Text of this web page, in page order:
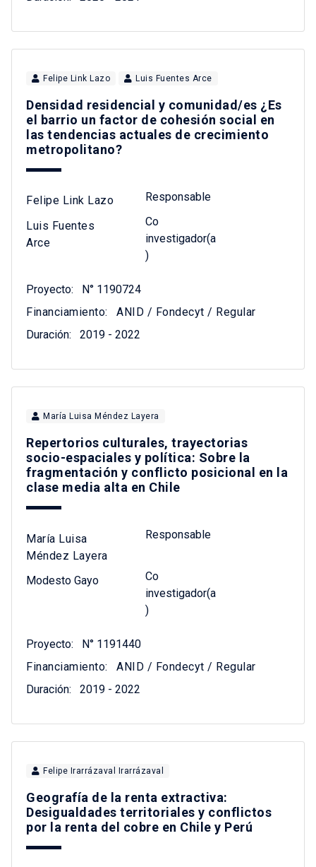
Felipe Link Lazo Luis Fuentes Arce
Densidad residencial y comunidad/es ¿Es
el barrio un factor de cohesión social en
las tendencias actuales de crecimiento
metropolitano?
Felipe Link Lazo Responsable
Luis Fuentes
Arce
Co
investigador(a
)
Proyecto:
N° 1190724
Financiamiento:
ANID / Fondecyt / Regular
Duración:
2019 - 2022
María Luisa Méndez Layera
Repertorios culturales, trayectorias
socio-espaciales y política: Sobre la
fragmentación y conflicto posicional en la
clase media alta en Chile
María Luisa
Méndez Layera
Responsable
Modesto Gayo
Co
investigador(a
)
Proyecto:
N° 1191440
Financiamiento:
ANID / Fondecyt / Regular
Duración:
2019 - 2022
Felipe Irarrázaval Irarrázaval
Geografía de la renta extractiva:
Desigualdades territoriales y conflictos
por la renta del cobre en Chile y Perú